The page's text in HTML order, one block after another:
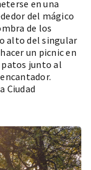
en una
del mágico
de los
alto del singular
un picnic en
patos junto al
Ciudad